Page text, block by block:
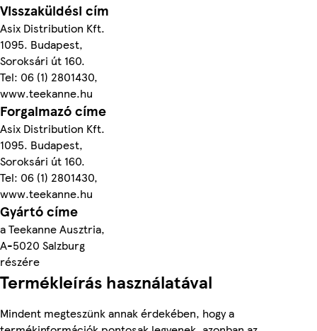
Visszaküldési cím
Asix Distribution Kft.
1095. Budapest,
Soroksári út 160.
Tel: 06 (1) 2801430,
www.teekanne.hu
Forgalmazó címe
Asix Distribution Kft.
1095. Budapest,
Soroksári út 160.
Tel: 06 (1) 2801430,
www.teekanne.hu
Gyártó címe
a Teekanne Ausztria,
A-5020 Salzburg
részére
Termékleírás használatával
Mindent megteszünk annak érdekében, hogy a